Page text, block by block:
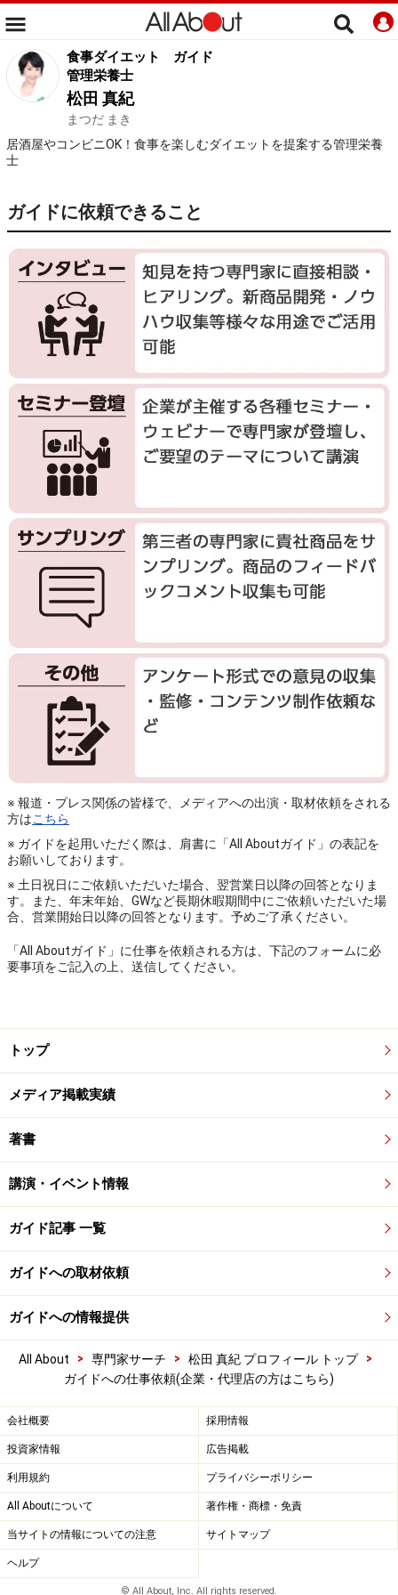
食事ダイエット
ガイド
管理栄養士
松田 真紀
まつだ まき
居酒屋やコンビニOK！食事を楽しむダイエットを提案する管理栄養
士
ガイドに依頼できること
※ 報道・プレス関係の皆様で、メディアへの出演・取材依頼をされる
方はこちら
※ ガイドを起用いただく際は、肩書に「All Aboutガイド」の表記を
お願いしております。
※ 土日祝日にご依頼いただいた場合、翌営業日以降の回答となりま
す。また、年末年始、GWなど長期休暇期間中にご依頼いただいた場
合、営業開始日以降の回答となります。予めご了承ください。
「All Aboutガイド」に仕事を依頼される方は、下記のフォームに必
要事項をご記入の上、送信してください。
トップ
メディア掲載実績
著書
講演・イベント情報
ガイド記事 一覧
ガイドへの取材依頼
ガイドへの情報提供
All About > 専門家サーチ > 松田 真紀 プロフィール トップ
>
ガイドへの仕事依頼(企業・代理店の方はこちら)
会社概要 採用情報
投資家情報 広告掲載
利用規約 プライバシーポリシー
All Aboutについて 著作権・商標・免責
当サイトの情報についての注意 サイトマップ
ヘルプ
© All About, Inc. All rights reserved.